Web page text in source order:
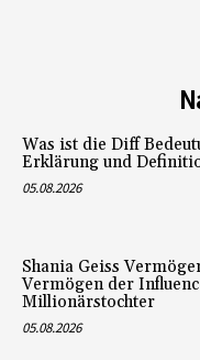
Was ist die Diff
Erklärung und
05.08.2026
Shania Geiss
Vermögen der
Millionärstochter
05.08.2026